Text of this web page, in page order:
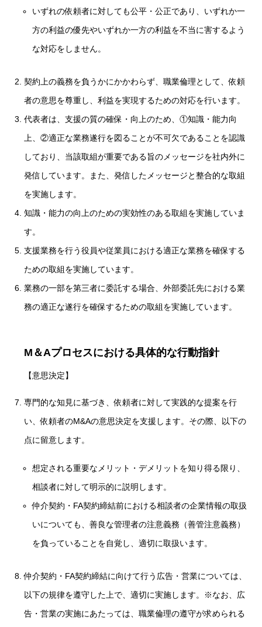
いずれの依頼者に対しても公平・公正であり、いずれか一
方の利益の優先やいずれか一方の利益を不当に害するよう
な対応をしません。
契約上の義務を負うかにかかわらず、職業倫理として、依頼
者の意思を尊重し、利益を実現するための対応を行います。
代表者は、支援の質の確保・向上のため、①知識・能力向
上、②適正な業務遂行を図ることが不可欠であることを認識
しており、当該取組が重要である旨のメッセージを社内外に
発信しています。また、発信したメッセージと整合的な取組
を実施します。
知識・能力の向上のための実効性のある取組を実施していま
す。
支援業務を行う役員や従業員における適正な業務を確保する
ための取組を実施しています。
業務の一部を第三者に委託する場合、外部委託先における業
務の適正な遂行を確保するための取組を実施しています。
M＆Aプロセスにおける具体的な行動指針
【意思決定】
専門的な知見に基づき、依頼者に対して実践的な提案を行
い、依頼者のM&Aの意思決定を支援します。その際、以下の
点に留意します。
想定される重要なメリット・デメリットを知り得る限り、
相談者に対して明示的に説明します。
仲介契約・FA契約締結前における相談者の企業情報の取扱
いについても、善良な管理者の注意義務（善管注意義務）
を負っていることを自覚し、適切に取扱います。
仲介契約・FA契約締結に向けて行う広告・営業については、
以下の規律を遵守した上で、適切に実施します。※なお、広
告・営業の実施にあたっては、職業倫理の遵守が求められる